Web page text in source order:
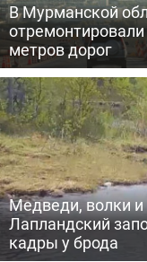
В Мурманской
метров дорог
Медведи, волки
Лапландский
кадры у брода